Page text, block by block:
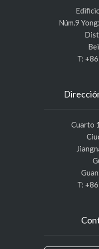
Núm.9
T:
Cuarto
T: